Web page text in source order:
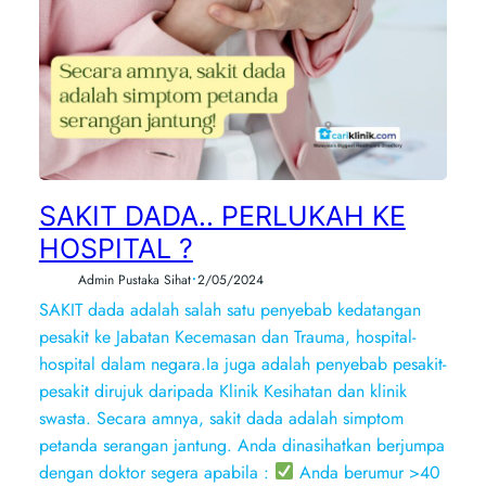
SAKIT DADA.. PERLUKAH KE
HOSPITAL ?
Admin Pustaka Sihat•2/05/2024
SAKIT dada adalah salah satu penyebab kedatangan
pesakit ke Jabatan Kecemasan dan Trauma, hospital-
hospital dalam negara.Ia juga adalah penyebab pesakit-
pesakit dirujuk daripada Klinik Kesihatan dan klinik
swasta. Secara amnya, sakit dada adalah simptom
petanda serangan jantung. Anda dinasihatkan berjumpa
dengan doktor segera apabila :
Anda berumur >40